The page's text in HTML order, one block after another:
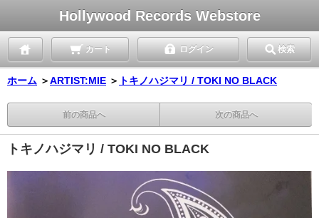
Hollywood Records Webstore
カート ログイン 検索
ホーム ＞ARTIST:MIE ＞ トキノハジマリ / TOKI NO BLACK
前の商品へ 次の商品へ
トキノハジマリ / TOKI NO BLACK